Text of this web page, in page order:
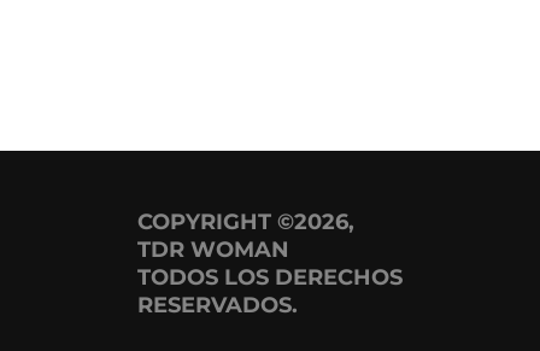
COPYRIGHT ©2026,
TDR WOMAN
TODOS LOS DERECHOS
RESERVADOS.